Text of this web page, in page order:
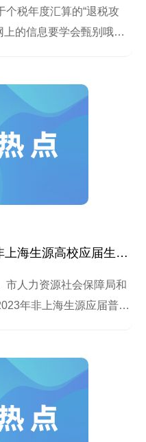
个税年度汇算的“退税攻
落户标准分72分！2023年非上海生源高校应届生进沪就业通知发布
市人力资源社会保障局和
年非上海生源应届普通
中明确，2023年非上海生
72分。